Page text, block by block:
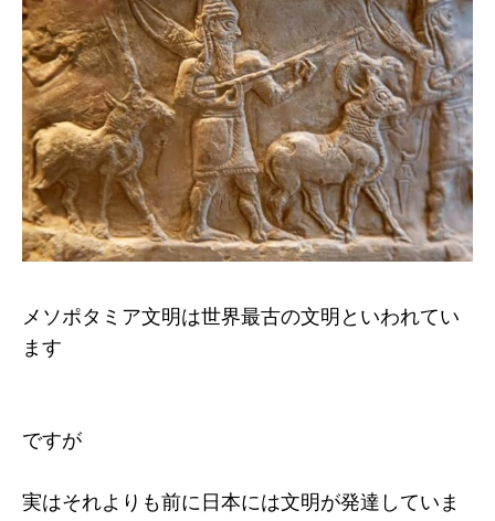
メソポタミア文明は世界最古の文明といわれてい
ます
ですが
実はそれよりも前に日本には文明が発達していま